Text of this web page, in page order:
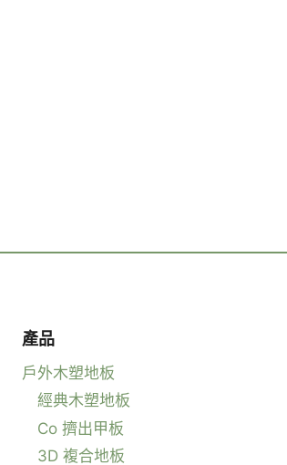
產品
戶外木塑地板
經典木塑地板
Co 擠出甲板
3D 複合地板